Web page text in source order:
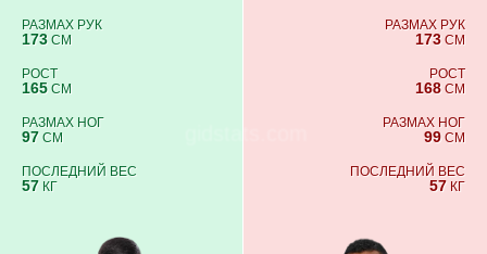
РАЗМАХ РУК
173 СМ
РОСТ
165 СМ
РАЗМАХ НОГ
97 СМ
ПОСЛЕДНИЙ ВЕС
57 КГ
РАЗМАХ РУК
173 СМ
РОСТ
168 СМ
РАЗМАХ НОГ
99 СМ
ПОСЛЕДНИЙ ВЕС
57 КГ